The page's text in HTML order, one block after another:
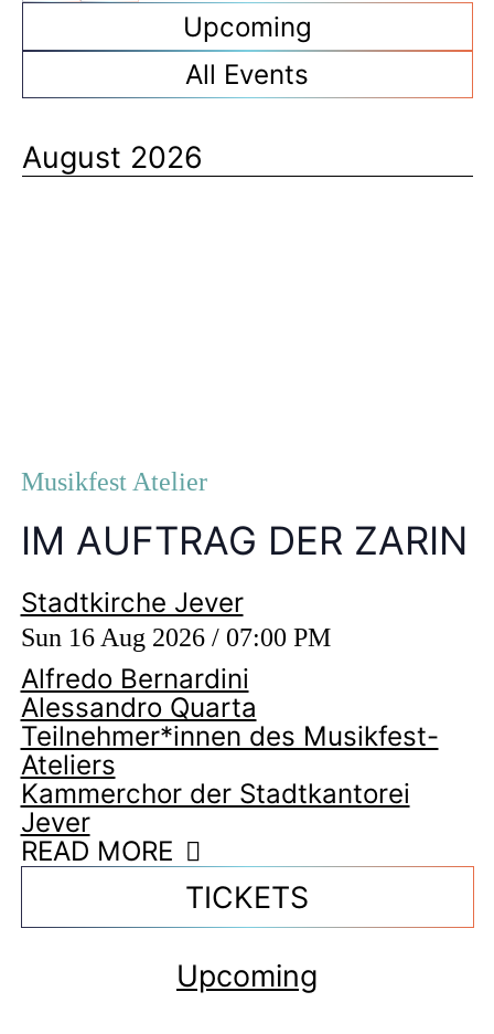
Upcoming
All Events
August 2026
Musikfest Atelier
IM AUFTRAG DER ZARIN
Stadtkirche Jever
Sun 16 Aug 2026 / 07:00 PM
Alfredo Bernardini
Alessandro Quarta
Teilnehmer*innen des Musikfest-
Ateliers
Kammerchor der Stadtkantorei
Jever
TICKETS
READ MORE
Upcoming